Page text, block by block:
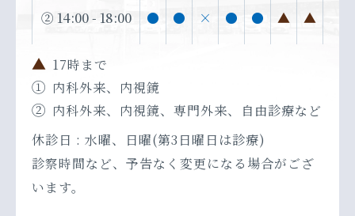
② 14:00- 18:00 ● ● × ● ● ▲ ▲
▲ 17時まで
① 内科外来、内視鏡
② 内科外来、内視鏡、専門外来、
自由診療など
休診日 : 水曜、日曜(第3日曜日は診療)
診察時間など、予告なく変更になる場合がござ
います。